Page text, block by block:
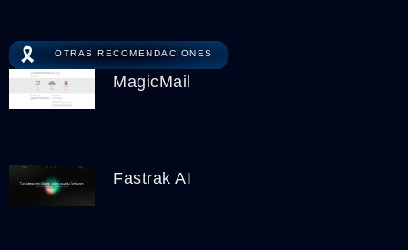
🎗️ OTRAS RECOMENDACIONES
MagicMail
Fastrak AI